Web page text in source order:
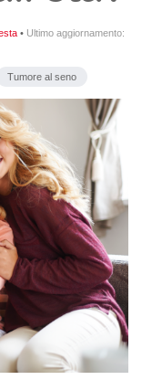
• Ultimo aggiornamento:
Tumore al seno